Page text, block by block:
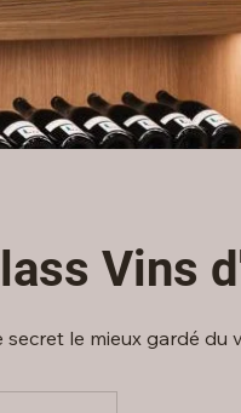
Vins
le mieux gardé du